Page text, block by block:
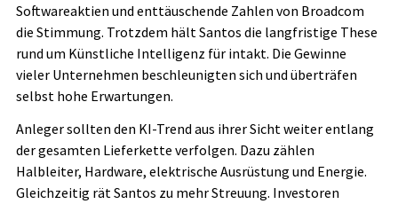
Softwareaktien und enttäuschende Zahlen von Broadcom
die Stimmung. Trotzdem hält Santos die langfristige These
rund um Künstliche Intelligenz für intakt. Die Gewinne
vieler Unternehmen beschleunigten sich und überträfen
selbst hohe Erwartungen.
Anleger sollten den KI-Trend aus ihrer Sicht weiter entlang
der gesamten Lieferkette verfolgen. Dazu zählen
Halbleiter, Hardware, elektrische Ausrüstung und Energie.
Gleichzeitig rät Santos zu mehr Streuung. Investoren